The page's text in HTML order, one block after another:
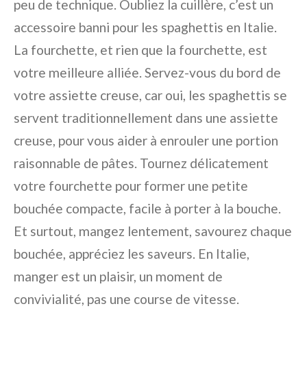
peu de technique. Oubliez la cuillère, c’est un
accessoire banni pour les spaghettis en Italie.
La fourchette, et rien que la fourchette, est
votre meilleure alliée. Servez-vous du bord de
votre assiette creuse, car oui, les spaghettis se
servent traditionnellement dans une assiette
creuse, pour vous aider à enrouler une portion
raisonnable de pâtes. Tournez délicatement
votre fourchette pour former une petite
bouchée compacte, facile à porter à la bouche.
Et surtout, mangez lentement, savourez chaque
bouchée, appréciez les saveurs. En Italie,
manger est un plaisir, un moment de
convivialité, pas une course de vitesse.